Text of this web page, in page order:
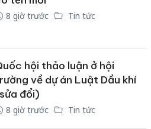
8 giờ trước Tin tức
hội thảo luận ở hội
về dự án Luật Dầu khí
đổi)
8 giờ trước Tin tức